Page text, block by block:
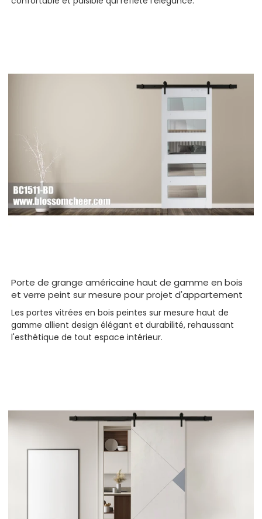
Porte de grange américaine haut de gamme en bois
et verre peint sur mesure pour projet d'appartement
Les portes vitrées en bois peintes sur mesure haut de
gamme allient design élégant et durabilité, rehaussant
l'esthétique de tout espace intérieur.